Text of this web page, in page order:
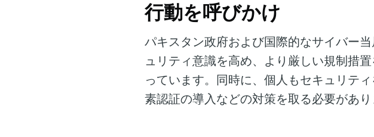
行動を呼びかけ
パキスタン政府および国際的なサイバー
ュリティ意識を高め、より厳しい規制措
っています。同時に、個人もセキュリテ
素認証の導入などの対策を取る必要があり